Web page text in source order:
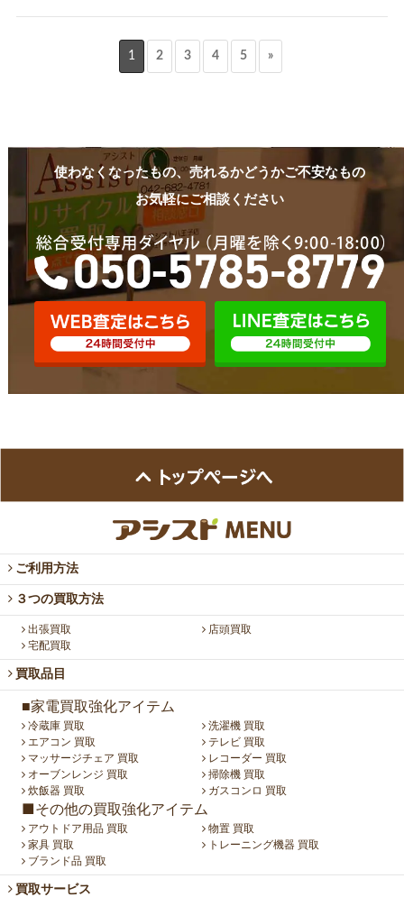
1 2 3 4 5 »
使わなくなったもの、売れるかどうかご不安なもの
お気軽にご相談ください
ご利用方法
３つの買取方法
出張買取
店頭買取
宅配買取
買取品目
■家電買取強化アイテム
冷蔵庫 買取
洗濯機 買取
エアコン 買取
テレビ 買取
マッサージチェア 買取
レコーダー 買取
オーブンレンジ 買取
掃除機 買取
炊飯器 買取
ガスコンロ 買取
■その他の買取強化アイテム
アウトドア用品 買取
物置 買取
家具 買取
トレーニング機器 買取
ブランド品 買取
買取サービス